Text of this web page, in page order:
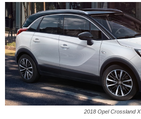
2018 Opel Crossland X